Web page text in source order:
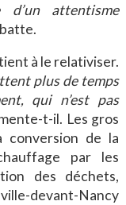
attentisme
à le relativiser.
plus de temps
qui n’est pas
t-il. Les gros
conversion de la
par les
des déchets,
devant-Nancy